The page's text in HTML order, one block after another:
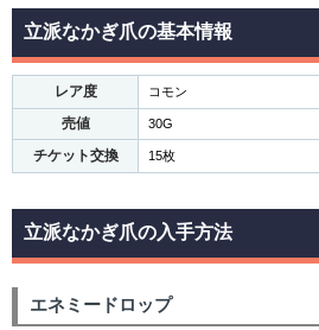
立派なかぎ爪の基本情報
レア度 コモン
売値 30G
チケット交換 15枚
立派なかぎ爪の入手方法
エネミードロップ